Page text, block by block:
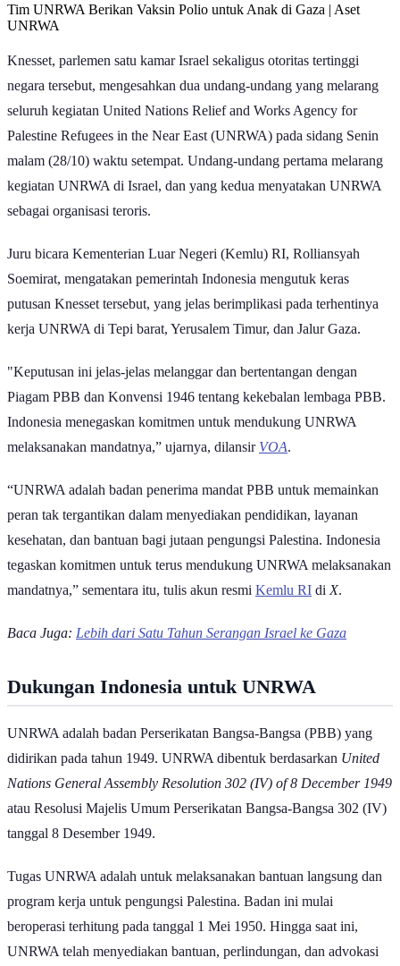
Tim UNRWA Berikan Vaksin Polio untuk Anak di Gaza | Aset
UNRWA
Knesset, parlemen satu kamar Israel sekaligus otoritas tertinggi
negara tersebut, mengesahkan dua undang-undang yang melarang
seluruh kegiatan United Nations Relief and Works Agency for
Palestine Refugees in the Near East (UNRWA) pada sidang Senin
malam (28/10) waktu setempat. Undang-undang pertama melarang
kegiatan UNRWA di Israel, dan yang kedua menyatakan UNRWA
sebagai organisasi teroris.
Juru bicara Kementerian Luar Negeri (Kemlu) RI, Rolliansyah
Soemirat, mengatakan pemerintah Indonesia mengutuk keras
putusan Knesset tersebut, yang jelas berimplikasi pada terhentinya
kerja UNRWA di Tepi barat, Yerusalem Timur, dan Jalur Gaza.
"Keputusan ini jelas-jelas melanggar dan bertentangan dengan
Piagam PBB dan Konvensi 1946 tentang kekebalan lembaga PBB.
Indonesia menegaskan komitmen untuk mendukung UNRWA
melaksanakan mandatnya,” ujarnya, dilansir VOA.
“UNRWA adalah badan penerima mandat PBB untuk memainkan
peran tak tergantikan dalam menyediakan pendidikan, layanan
kesehatan, dan bantuan bagi jutaan pengungsi Palestina. Indonesia
tegaskan komitmen untuk terus mendukung UNRWA melaksanakan
mandatnya,” sementara itu, tulis akun resmi Kemlu RI di X.
Baca Juga: Lebih dari Satu Tahun Serangan Israel ke Gaza
Dukungan Indonesia untuk UNRWA
UNRWA adalah badan Perserikatan Bangsa-Bangsa (PBB) yang
didirikan pada tahun 1949. UNRWA dibentuk berdasarkan United
Nations General Assembly Resolution 302 (IV) of 8 December 1949
atau Resolusi Majelis Umum Perserikatan Bangsa-Bangsa 302 (IV)
tanggal 8 Desember 1949.
Tugas UNRWA adalah untuk melaksanakan bantuan langsung dan
program kerja untuk pengungsi Palestina. Badan ini mulai
beroperasi terhitung pada tanggal 1 Mei 1950. Hingga saat ini,
UNRWA telah menyediakan bantuan, perlindungan, dan advokasi